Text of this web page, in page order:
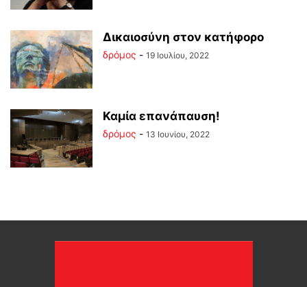
Δικαιοσύνη στον κατήφορο
δρόμος - 19 Ιουλίου, 2022
Καμία επανάπαυση!
δρόμος - 13 Ιουνίου, 2022